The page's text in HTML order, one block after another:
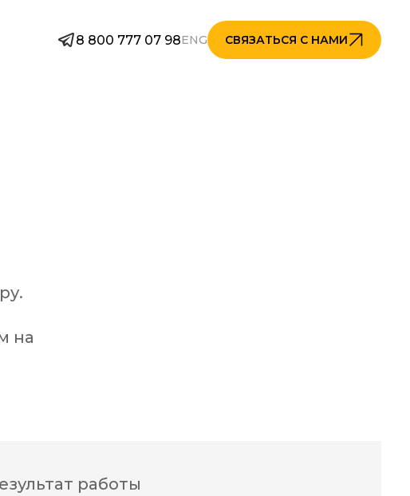
8 800 777 07 98ENG СВЯЗАТЬСЯ С НАМИ
на
работы